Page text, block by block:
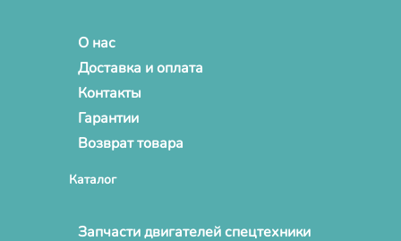
О нас
Доставка и оплата
Контакты
Гарантии
Возврат товара
Каталог
Запчасти двигателей спецтехники